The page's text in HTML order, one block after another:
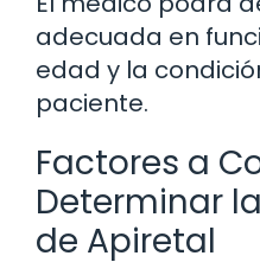
adecuada en
edad y la
paciente.
Factores a
Determinar
de Apiretal